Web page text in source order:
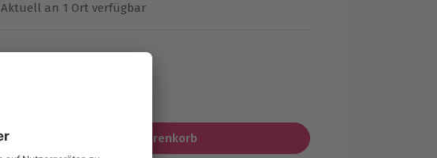
Aktuell an 1 Ort verfügbar
In den Warenkorb